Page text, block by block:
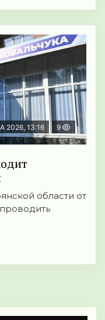
2026, 13:16 9
области от